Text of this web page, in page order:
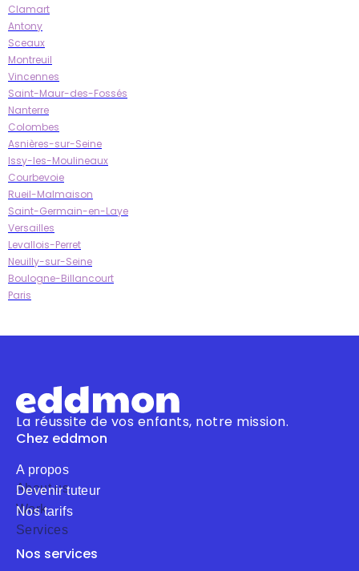
Clamart
Antony
Sceaux
Montreuil
Vincennes
Saint-Maur-des-Fossés
Nanterre
Colombes
Asnières-sur-Seine
Issy-les-Moulineaux
Courbevoie
Rueil-Malmaison
Saint-Germain-en-Laye
Versailles
Levallois-Perret
Neuilly-sur-Seine
Boulogne-Billancourt
Paris
La réussite de vos enfants, notre mission.
Chez eddmon
A propos
About us
Devenir tuteur
Work
Nos tarifs
Services
Nos services